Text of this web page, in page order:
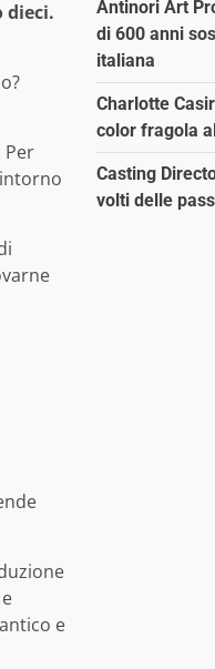
dieci.
e
Antinori Art
di 600 anni
italiana
Charlotte
color fragola
Casting
volti delle